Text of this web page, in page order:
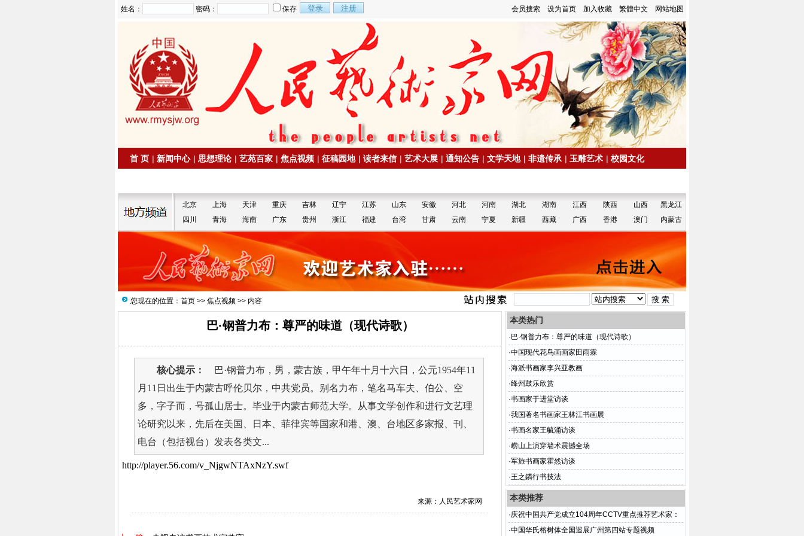
会员搜索 设为首页 加入收藏 繁體中文 网站地图
姓名： 密码： 保存
首 页 | 新闻中心 | 思想理论 | 艺苑百家 | 焦点视频 | 征稿园地 | 读者来信 | 艺术大展 | 通知公告 | 文学天地 | 非遗传承 | 玉雕艺术 | 校园文化
北京 上海 天津 重庆 吉林 辽宁 江苏 山东 安徽 河北 河南 湖北 湖南 江西 陕西 山西
黑龙江
四川
青海 海南 广东 贵州 浙江 福建 台湾 甘肃 云南 宁夏 新疆 西藏 广西 香港 澳门 内蒙古
您现在的位置： 首页 >> 焦点视频 >> 内容
巴·钢普力布：尊严的味道（现代诗歌）
核心提示：
巴·钢普力布，男，蒙古族，甲午年十月十六日，公元1954年11
月11日出生于内蒙古呼伦贝尔，中共党员。别名力布，笔名马车夫、伯公、空
多，字子而，号孤山居士。毕业于内蒙古师范大学。从事文学创作和进行文艺理
论研究以来，先后在美国、日本、菲律宾等国家和港、澳、台地区多家报、刊、
电台（包括视台）发表各类文...
http://player.56.com/v_NjgwNTAxNzY.swf
来源：人民艺术家网
本类热门
· 巴·钢普力布：尊严的味道（现代诗歌）
·中国现代花鸟画画家田雨霖
·海派书画家李兴亚教画
·绛州鼓乐欣赏
·书画家于进堂访谈
·我国著名书画家王林江书画展
·书画名家王毓涌访谈
·崂山上演穿墙术震撼全场
·军旅书画家霍然访谈
·王之鏻行书技法
本类推荐
·庆祝中国共产党成立104周年CCTV重点推荐艺术家：
华一江
·中国华氏榕树体全国巡展广州第四站专题视频